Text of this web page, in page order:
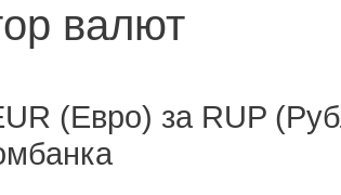
валют
(Евро) за RUP